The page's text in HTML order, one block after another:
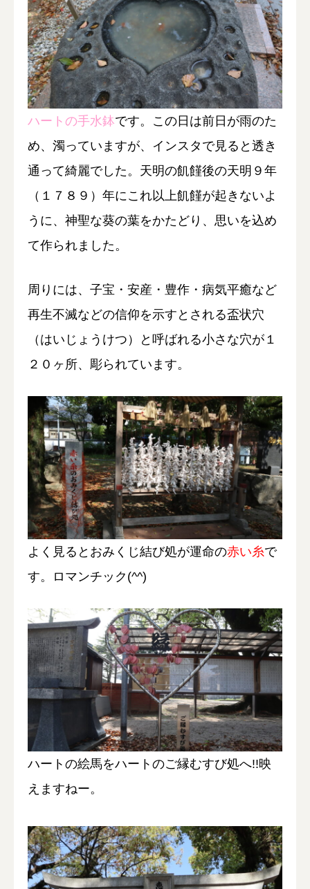
ハートの手水鉢です。この日は前日が雨のた
め、濁っていますが、インスタで見ると透き
通って綺麗でした。 天明の飢饉後の天明９年
（１７８９）年にこれ以上飢饉が起きないよ
うに、神聖な葵の葉をかたどり、思いを込め
て作られました。
周りには、子宝・安産・豊作・病気平癒など
再生不滅などの信仰を示すとされる盃状穴
（はいじょうけつ）と呼ばれる小さな穴が１
２０ヶ所、彫られています。
よく見るとおみくじ結び処が運命の赤い糸で
す。ロマンチック(^^)
ハートの絵馬をハートのご縁むすび処へ!!映
えますねー。